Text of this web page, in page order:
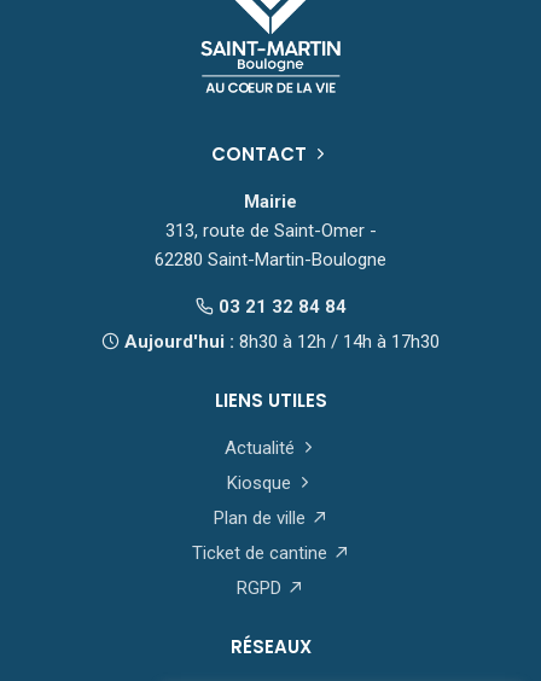
CONTACT
Mairie
313, route de Saint-Omer -
62280 Saint-Martin-Boulogne
03 21 32 84 84
Aujourd'hui : 8h30 à 12h / 14h à 17h30
LIENS UTILES
Actualité
Kiosque
Plan de ville
Ticket de cantine
RGPD
RÉSEAUX